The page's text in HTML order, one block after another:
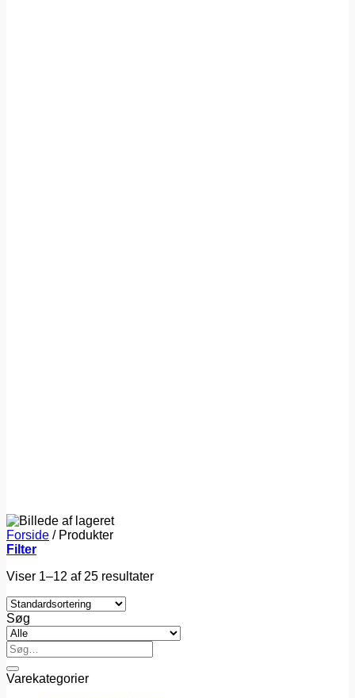
Forside /Produkter
Filter
Viser 1–12 af 25 resultater
Søg
Søg
efter:
Varekategorier